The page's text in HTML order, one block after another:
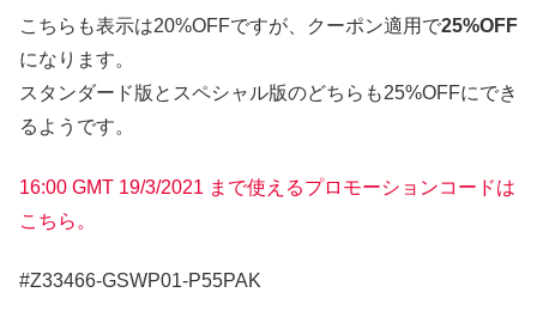
こちらも表示は20%OFFですが、クーポン適用で25%OFF
になります。
スタンダード版とスペシャル版のどちらも25%OFFにでき
るようです。
16:00 GMT 19/3/2021 まで使えるプロモーションコードは
こちら。
#Z33466-GSWP01-P55PAK